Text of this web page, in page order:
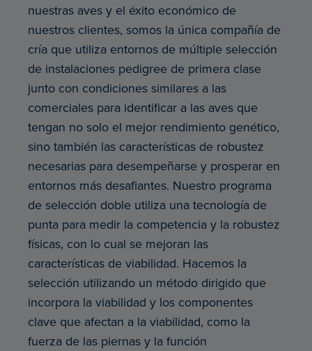
nuestras aves y el éxito económico de
nuestros clientes, somos la única compañía de
cría que utiliza entornos de múltiple selección
de instalaciones pedigree de primera clase
junto con condiciones similares a las
comerciales para identificar a las aves que
tengan no solo el mejor rendimiento genético,
sino también las características de robustez
necesarias para desempeñarse y prosperar en
entornos más desafiantes. Nuestro programa
de selección doble utiliza una tecnología de
punta para medir la competencia y la robustez
físicas, con lo cual se mejoran las
características de viabilidad. Hacemos la
selección utilizando un método dirigido que
incorpora la viabilidad y los componentes
clave que afectan a la viabilidad, como la
fuerza de las piernas y la función